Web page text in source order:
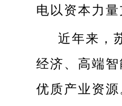
电以资本力
近年来，
经济、高端
优质产业资源